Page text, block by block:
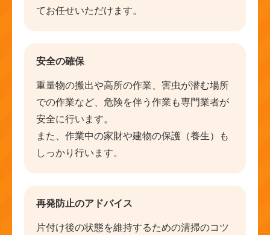
てお任せいただけます。
安全の確保
重量物の搬出や高所の作業、害虫が潜む場所
での作業など、危険を伴う作業も専門業者が
安全に行います。
また、作業中の家財や建物の保護（養生）も
しっかり行います。
再発防止のアドバイス
片付け後の状態を維持するための清掃のコツ